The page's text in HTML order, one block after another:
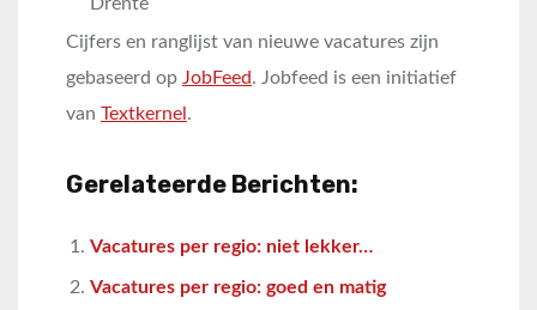
Cijfers en ranglijst van nieuwe vacatures zijn
gebaseerd op JobFeed. Jobfeed is een initiatief
van Textkernel .
Gerelateerde Berichten:
Vacatures per regio: niet lekker…
Vacatures per regio: goed en matig